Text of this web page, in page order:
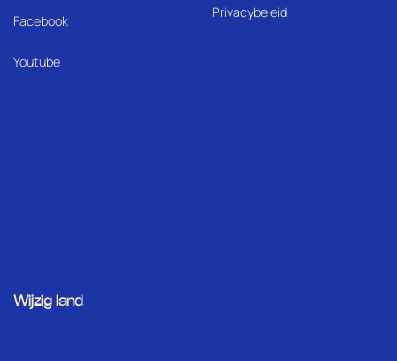
Facebook
Youtube
Privacybeleid
Wijzig land